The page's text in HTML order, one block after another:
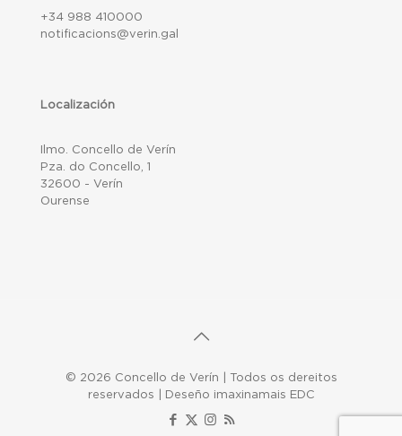
+34 988 410000
notificacions@verin.gal
Localización
Ilmo. Concello de Verín
Pza. do Concello, 1
32600 - Verín
Ourense
© 2026 Concello de Verín | Todos os dereitos
reservados | Deseño imaxinamais EDC